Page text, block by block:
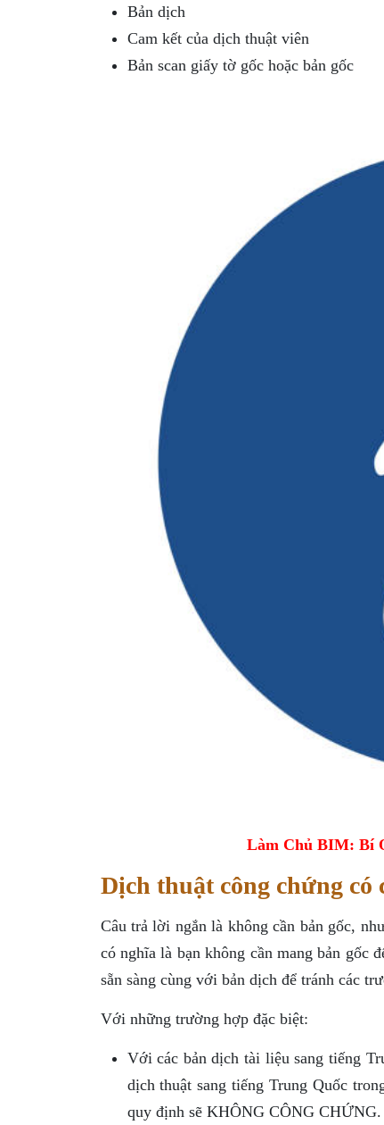
Bản dịch
Cam kết của dịch thuật viên
Bản scan giấy tờ gốc hoặc bản gốc
Làm Chủ BIM: Bí
Dịch thuật công chứng có
Câu trả lời ngắn là không cần bản gốc,
có nghĩa là bạn không cần mang bản gốc
sẵn sàng cùng với bản dịch để tránh các
Với những trường hợp đặc biệt:
Với các bản dịch tài liệu sang tiếng
dịch thuật sang tiếng Trung Quốc
quy định sẽ KHÔNG CÔNG CHỨNG.